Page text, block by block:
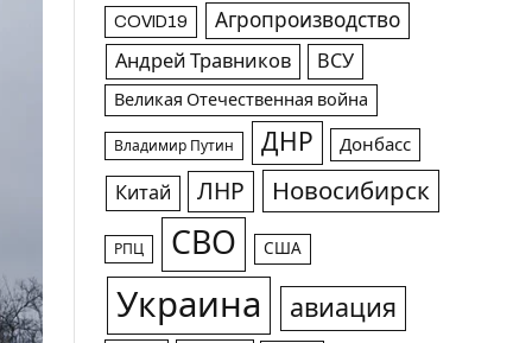
COVID19 Агропроизводство
Андрей Травников ВСУ
Великая Отечественная война
Владимир Путин ДНР Донбасс
Китай ЛНР Новосибирск
РПЦ СВО США
Украина авиация